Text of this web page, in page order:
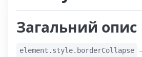
Загальний опис
element.style.borderCollapse